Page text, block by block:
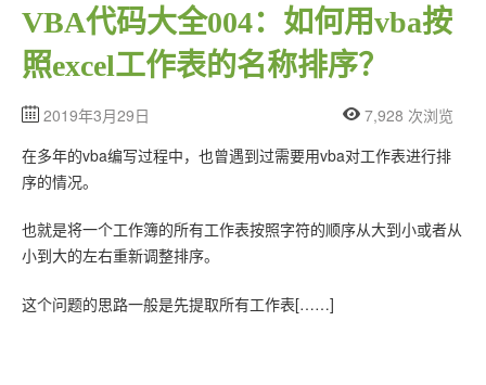
VBA代码大全004：如何用vba按
照excel工作表的名称排序？
2019年3月29日
7,928 次浏览
在多年的vba编写过程中，也曾遇到过需要用vba对工作表进行排
序的情况。
也就是将一个工作簿的所有工作表按照字符的顺序从大到小或者从
小到大的左右重新调整排序。
这个问题的思路一般是先提取所有工作表[……]